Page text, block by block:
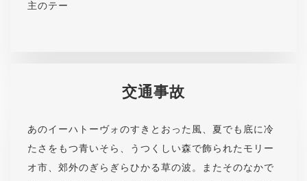
主のテー
交通事故
あのイーハトーヴォのすきとおった風、夏でも底に冷
たさをもつ青いそら、うつくしい森で飾られたモリー
オ市、郊外のぎらぎらひかる草の波。またそのなかで